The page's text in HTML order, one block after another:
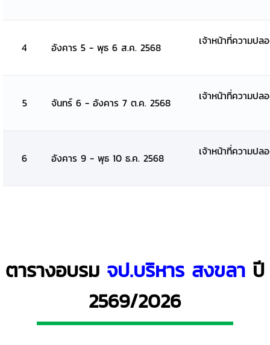
4 อังคาร 5 - พุธ 6 ส.ค. 2568
เจ้าหน้าที่ความปล
5 จันทร์ 6 - อังคาร 7 ต.ค. 2568
เจ้าหน้าที่ความปล
6 อังคาร 9 - พุธ 10 ธ.ค. 2568
เจ้าหน้าที่ความปล
ตารางอบรม จป.บริหาร สงขลาปี
2569/2026